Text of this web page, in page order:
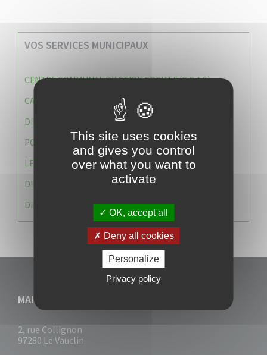
VOS SERVICES MUNICIPAUX
CENTRE COMMUNAL D’ACTION SOCIALE (C.C.A.S)
CAISSE DES ÉCOLES
DIRECTION DES SERVICES TECHNIQUES
POLICE MUNICIPALE
LE CABINET DU MAIRE
DIRECTION DES RESSOURCES ET MOYENS
DIRECTION DU DEVELLOPPEMENT URBAIN DURABL
MAIRIE DU VAUCLIN
2, rue Collignon
97280 Le Vauclin
This site uses cookies
and gives you control
over what you want to
activate
OK, accept all
Deny all cookies
Personalize
Privacy policy